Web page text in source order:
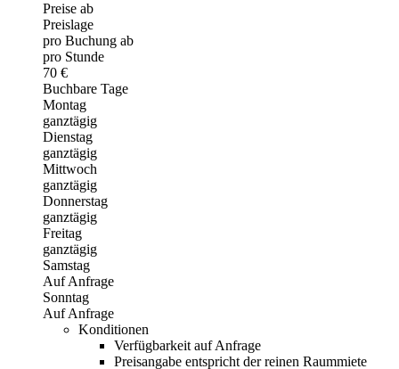
Preise ab
Preislage
pro Buchung ab
pro Stunde
70 €
Buchbare Tage
Montag
ganztägig
Dienstag
ganztägig
Mittwoch
ganztägig
Donnerstag
ganztägig
Freitag
ganztägig
Samstag
Auf Anfrage
Sonntag
Auf Anfrage
Konditionen
Verfügbarkeit auf Anfrage
Preisangabe entspricht der reinen Raummiete